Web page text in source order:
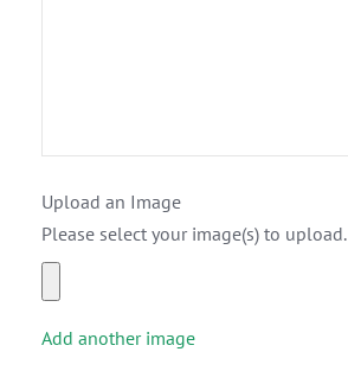
Upload an Image
Please select your image(s) to upload.
Add another image